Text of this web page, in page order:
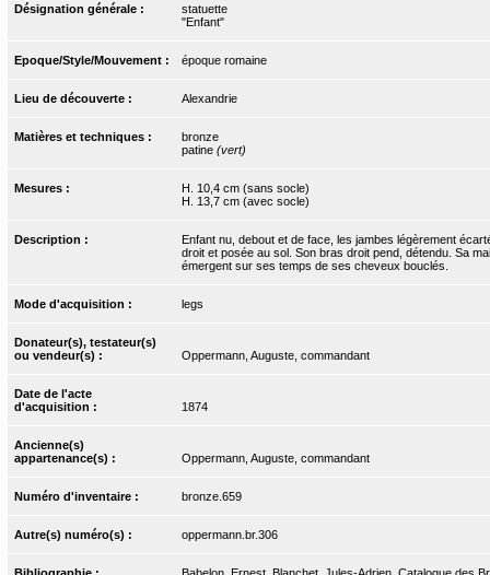
Désignation générale :
statuette
"Enfant"
Epoque/Style/Mouvement : époque romaine
Lieu de découverte : Alexandrie
Matières et techniques :
bronze
patine (vert)
Mesures :
H. 10,4 cm (sans socle)
H. 13,7 cm (avec socle)
Description :
Enfant nu, debout et de face, les jambes légèrement
droit et posée au sol. Son bras droit pend, détendu. Sa
émergent sur ses temps de ses cheveux bouclés.
Mode d'acquisition : legs
Donateur(s), testateur(s)
ou vendeur(s) :
Oppermann, Auguste, commandant
Date de l'acte
d'acquisition :
1874
Ancienne(s)
appartenance(s) :
Oppermann, Auguste, commandant
Numéro d'inventaire : bronze.659
Autre(s) numéro(s) : oppermann.br.306
Bibliographie : Babelon, Ernest, Blanchet, Jules-Adrien. Catalogue des